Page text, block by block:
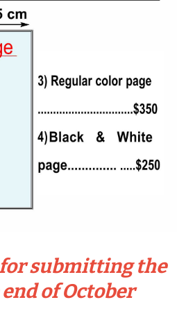
for submitting the
of October